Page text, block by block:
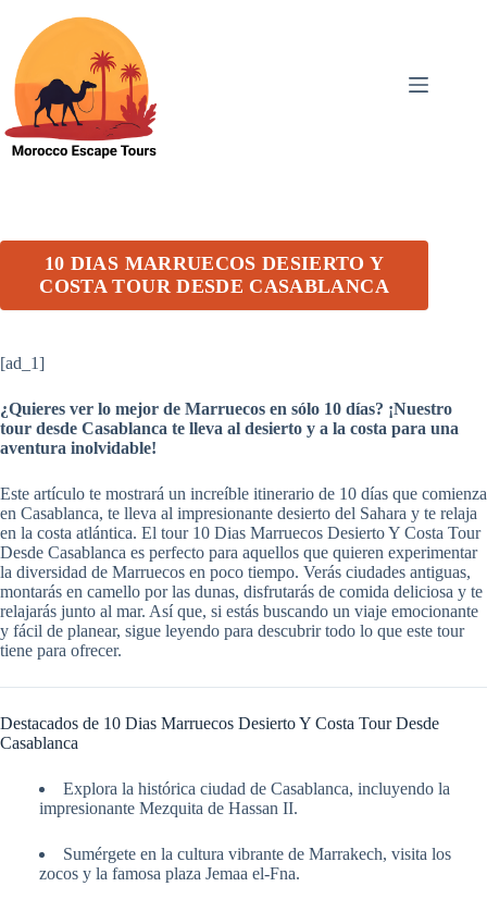
content
10 DIAS MARRUECOS DESIERTO Y
COSTA TOUR DESDE CASABLANCA
[ad_1]
¿Quieres ver lo mejor de Marruecos en sólo 10 días? ¡Nuestro
tour desde Casablanca te lleva al desierto y a la costa para una
aventura inolvidable!
Este artículo te mostrará un increíble itinerario de 10 días que comienza
en Casablanca, te lleva al impresionante desierto del Sahara y te relaja
en la costa atlántica. El tour 10 Dias Marruecos Desierto Y Costa Tour
Desde Casablanca es perfecto para aquellos que quieren experimentar
la diversidad de Marruecos en poco tiempo. Verás ciudades antiguas,
montarás en camello por las dunas, disfrutarás de comida deliciosa y te
relajarás junto al mar. Así que, si estás buscando un viaje emocionante
y fácil de planear, sigue leyendo para descubrir todo lo que este tour
tiene para ofrecer.
Destacados de 10 Dias Marruecos Desierto Y Costa Tour Desde
Casablanca
Explora la histórica ciudad de Casablanca, incluyendo la
impresionante Mezquita de Hassan II.
Sumérgete en la cultura vibrante de Marrakech, visita los
zocos y la famosa plaza Jemaa el-Fna.